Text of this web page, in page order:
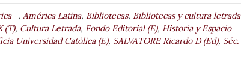
-, América Latina, Bibliotecas, Bibliotecas y cultura letrada
(T), Cultura Letrada, Fondo Editorial (E), Historia y Espacio
Universidad Católica (E), SALVATORE Ricardo D (Ed), Séc.